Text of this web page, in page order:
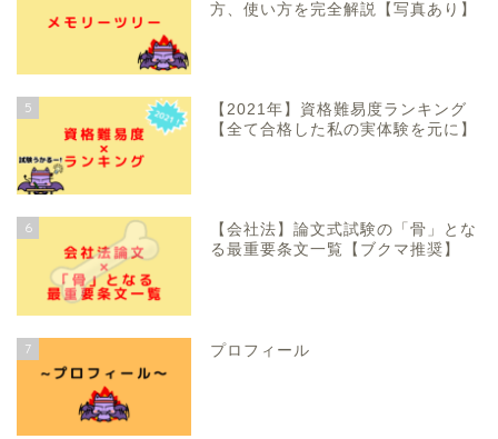
方、使い方を完全解説【写真あり】
5
【2021年】資格難易度ランキング
【全て合格した私の実体験を元に】
6
【会社法】論文式試験の「骨」とな
る最重要条文一覧【ブクマ推奨】
7 プロフィール